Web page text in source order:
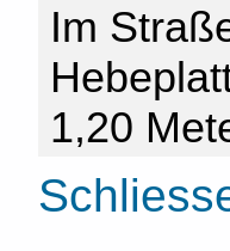
Im
1,20